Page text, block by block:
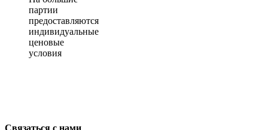
партии
предоставляются
индивидуальные
ценовые
условия
Связаться с нами